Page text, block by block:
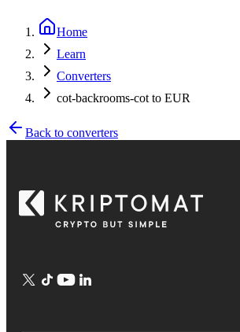
Home
Learn
Converters
cot-backrooms-cot to EUR
Back to converters